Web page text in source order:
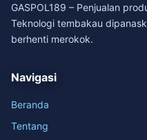
GASPOL189 – Penjualan
Teknologi tembakau
berhenti merokok.
Navigasi
Beranda
Tentang